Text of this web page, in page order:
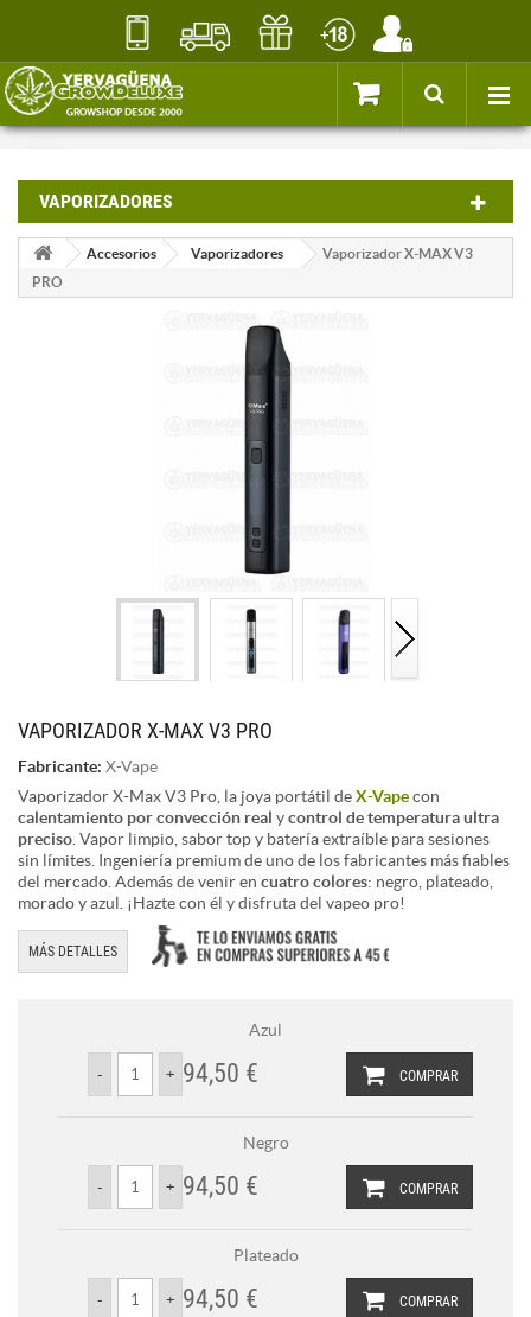
VAPORIZADORES
Accesorios Vaporizadores
Vaporizador X-MAX V3
PRO
VAPORIZADOR X-MAX V3 PRO
Fabricante: X-Vape
Vaporizador X-Max V3 Pro, la joya portátil deX-Vapecon
calentamiento por convección real ycontrol de temperatura ultra
preciso . Vapor limpio, sabor top y batería extraíble para sesiones
sin límites. Ingeniería premium de uno de los fabricantes más fiables
del mercado. Además de venir en cuatro colores: negro, plateado,
morado y azul. ¡Hazte con él y disfruta del vapeo pro!
MÁS DETALLES
Azul
COMPRAR
94,50 €
Negro
COMPRAR
94,50 €
Plateado
COMPRAR
94,50 €